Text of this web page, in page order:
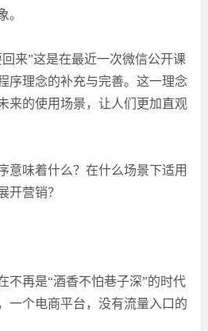
。
来”这是在最近一次微信公开课
序理念的补充与完善。这一理念
来的使用场景，让人们更加直观
意味着什么？在什么场景下适用
开营销？
不再是“酒香不怕巷子深”的时代
一个电商平台，没有流量入口的